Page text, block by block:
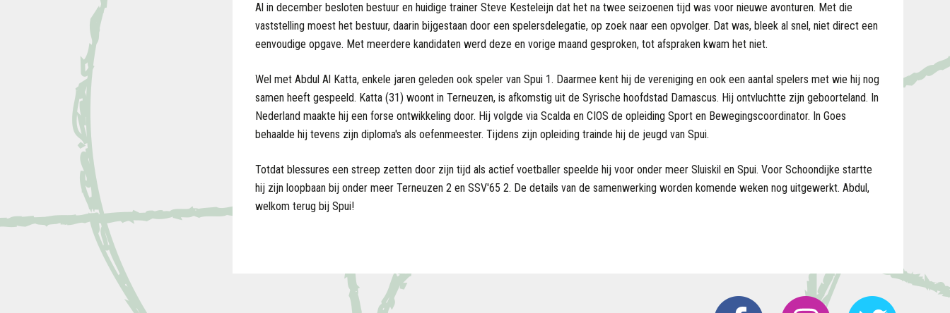
Al in december besloten bestuur en huidige trainer Steve Kesteleijn dat het na twee seizoenen tijd was voor nieuwe avonturen. Met die
vaststelling moest het bestuur, daarin bijgestaan door een spelersdelegatie, op zoek naar een opvolger. Dat was, bleek al snel, niet direct een
eenvoudige opgave. Met meerdere kandidaten werd deze en vorige maand gesproken, tot afspraken kwam het niet.
Wel met Abdul Al Katta, enkele jaren geleden ook speler van Spui 1. Daarmee kent hij de vereniging en ook een aantal spelers met wie hij nog
samen heeft gespeeld. Katta (31) woont in Terneuzen, is afkomstig uit de Syrische hoofdstad Damascus. Hij ontvluchtte zijn geboorteland. In
Nederland maakte hij een forse ontwikkeling door. Hij volgde via Scalda en CIOS de opleiding Sport en Bewegingscoordinator. In Goes
behaalde hij tevens zijn diploma's als oefenmeester. Tijdens zijn opleiding trainde hij de jeugd van Spui.
Totdat blessures een streep zetten door zijn tijd als actief voetballer speelde hij voor onder meer Sluiskil en Spui. Voor Schoondijke startte
hij zijn loopbaan bij onder meer Terneuzen 2 en SSV'65 2. De details van de samenwerking worden komende weken nog uitgewerkt. Abdul,
welkom terug bij Spui!